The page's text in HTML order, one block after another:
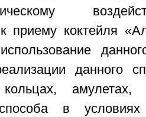
приему коктейля
использование
данного
амулетах,
в условиях